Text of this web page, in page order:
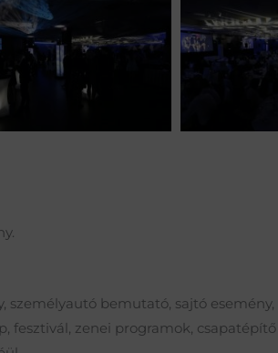
bemutató, sajtó
fesztivál, zenei programok,